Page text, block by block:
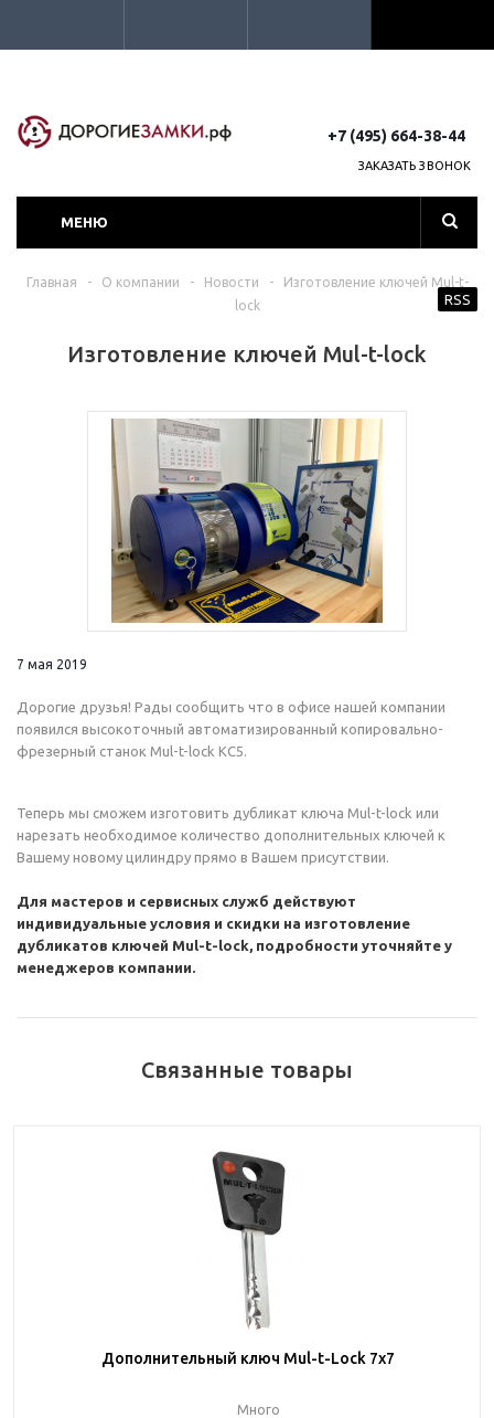
+7 (495) 664-38-44
ЗАКАЗАТЬ ЗВОНОК
МЕНЮ
Главная - О компании - Новости -
Изготовление ключей Mul-t-
lock
Изготовление ключей Mul-t-lock
RSS
7 мая 2019
Дорогие друзья! Рады сообщить что в офисе нашей компании
появился высокоточный автоматизированный копировально-
фрезерный станок Mul-t-lock KC5.
Теперь мы сможем изготовить дубликат ключа Mul-t-lock или
нарезать необходимое количество дополнительных ключей к
Вашему новому цилиндру прямо в Вашем присутствии.
Для мастеров и сервисных служб действуют
индивидуальные условия и скидки на изготовление
дубликатов ключей Mul-t-lock, подробности уточняйте у
менеджеров компании.
Связанные товары
Дополнительный ключ Mul-t-Lock 7x7
Много